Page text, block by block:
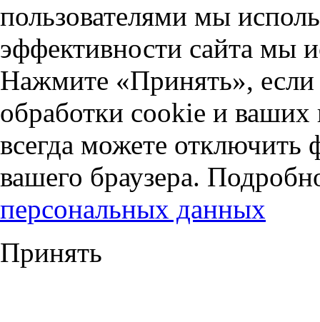
пользователями мы
эффективности сайта мы
Нажмите «Принять», если
обработки cookie и
всегда можете отключить
вашего браузера.
персональных данных
Принять